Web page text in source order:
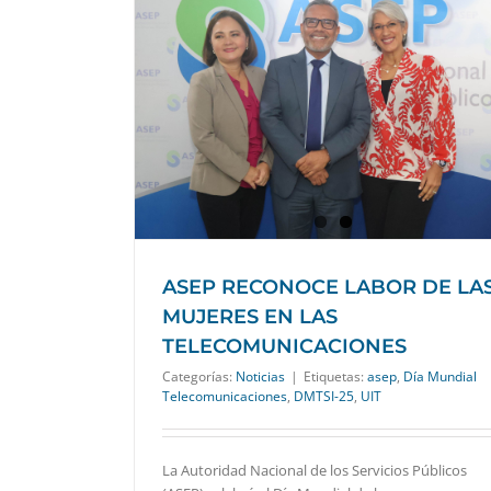
ASEP RECONOCE LABOR DE
MUJERES EN LAS
TELECOMUNICACIONES
Categorías: Noticias | Etiquetas: asep, Día Mundial
Telecomunicaciones, DMTSI-25, UIT
La Autoridad Nacional de los Servicios Públicos